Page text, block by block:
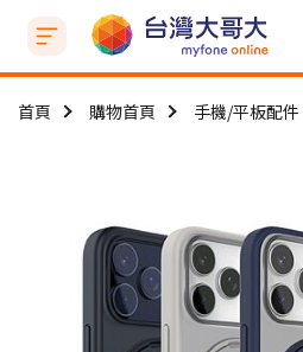
首頁 購物首頁 手機/平板配件